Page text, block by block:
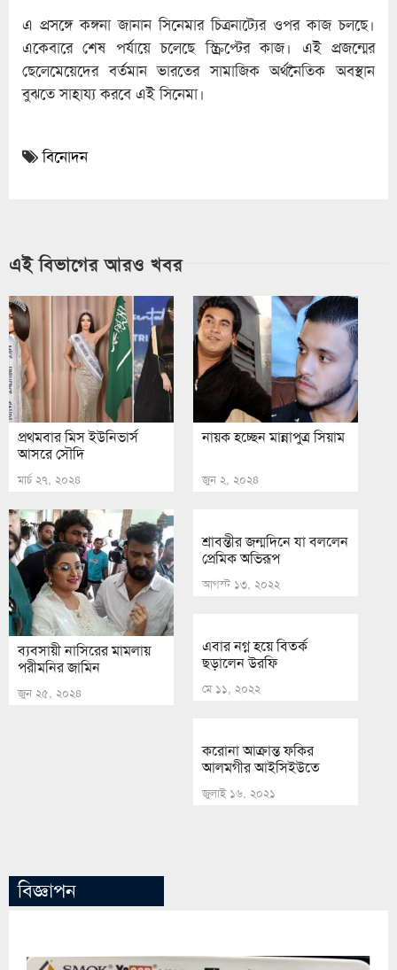
এ প্রসঙ্গে কঙ্গনা জানান সিনেমার চিত্রনাট্যের ওপর কাজ চলছে।
একেবারে শেষ পর্যায়ে চলেছে স্ক্রিপ্টের কাজ। এই প্রজন্মের
ছেলেমেয়েদের বর্তমান ভারতের সামাজিক অর্থনৈতিক অবস্থান
বুঝতে সাহায্য করবে এই সিনেমা।
বিনোদন
এই বিভাগের আরও খবর
প্রথমবার মিস ইউনিভার্স
আসরে সৌদি
মার্চ ২৭, ২০২৪
নায়ক হচ্ছেন মান্নাপুত্র সিয়াম
জুন ২, ২০২৪
ব্যবসায়ী নাসিরের মামলায়
পরীমনির জামিন
জুন ২৫, ২০২৪
শ্রাবন্তীর জন্মদিনে যা বললেন
প্রেমিক অভিরূপ
আগস্ট ১৩, ২০২২
এবার নগ্ন হয়ে বিতর্ক
ছড়ালেন উরফি
মে ১১, ২০২২
করোনা আক্রান্ত ফকির
আলমগীর আইসিইউতে
জুলাই ১৬, ২০২১
বিজ্ঞাপন